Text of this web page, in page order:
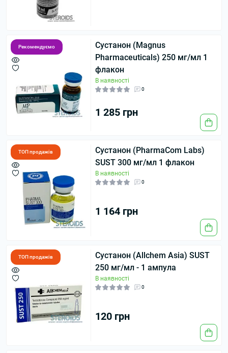
Рекомендуємо
Сустанон (Magnus
Pharmaceuticals) 250 мг/мл 1
флакон
В наявності
0
1 285 грн
ТОП продажів
Сустанон (PharmaCom Labs)
SUST 300 мг/мл 1 флакон
В наявності
0
1 164 грн
ТОП продажів
Сустанон (Allchem Asia) SUST
250 мг/мл - 1 ампула
В наявності
0
120 грн